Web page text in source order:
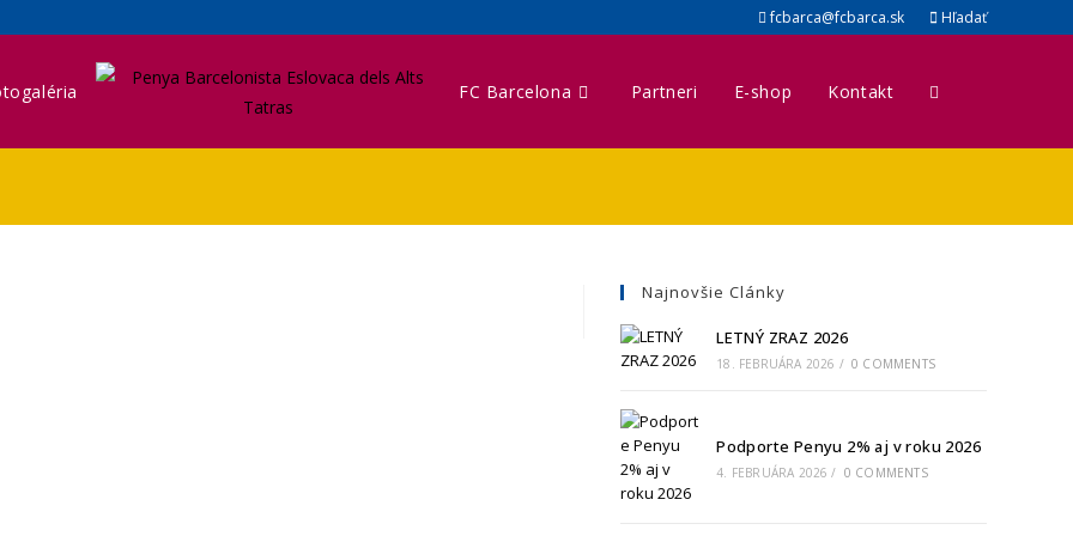
fcbarca@fcbarca.sk Hľadať
FC Barcelona Partneri E-shop Kontakt Toggle
Najnovšie Clánky
LETNÝ ZRAZ 2026
18. FEBRUÁRA 2026 / 0 COMMENTS
Podporte Penyu 2% aj v roku 2026
4. FEBRUÁRA 2026 / 0 COMMENTS